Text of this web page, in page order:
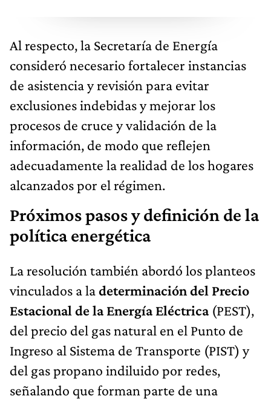
Al respecto, la Secretaría de Energía
consideró necesario fortalecer instancias
de asistencia y revisión para evitar
exclusiones indebidas y mejorar los
procesos de cruce y validación de la
información, de modo que reflejen
adecuadamente la realidad de los hogares
alcanzados por el régimen.
Próximos pasos y definición de la
política energética
La resolución también abordó los planteos
vinculados a ladeterminación del Precio
Estacional de la Energía Eléctrica (PEST),
del precio del gas natural en el Punto de
Ingreso al Sistema de Transporte (PIST) y
del gas propano indiluido por redes,
señalando que forman parte de una